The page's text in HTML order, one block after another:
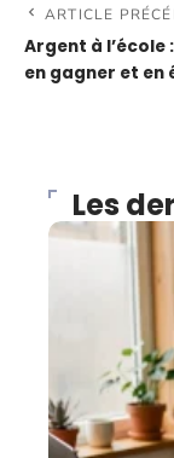
ARTICLE
Argent à l’école
en gagner et en
Les